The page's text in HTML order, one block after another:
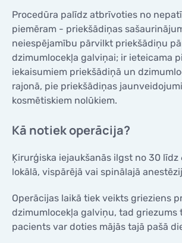
Procedūra palīdz atbrīvoties no
piemēram - priekšādiņas
neiespējamību pārvilkt priekšādiņu
dzimumlocekļa galviņai; ir ieteicama
iekaisumiem priekšādiņā un
rajonā, pie priekšādiņas
kosmētiskiem nolūkiem.
Kā notiek operācija?
Ķirurģiska iejaukšanās ilgst no 30 līdz
lokālā, vispārējā vai spinālajā
Operācijas laikā tiek veikts grieziens
dzimumlocekļa galviņu, tad griezums
pacients var doties mājās tajā pašā